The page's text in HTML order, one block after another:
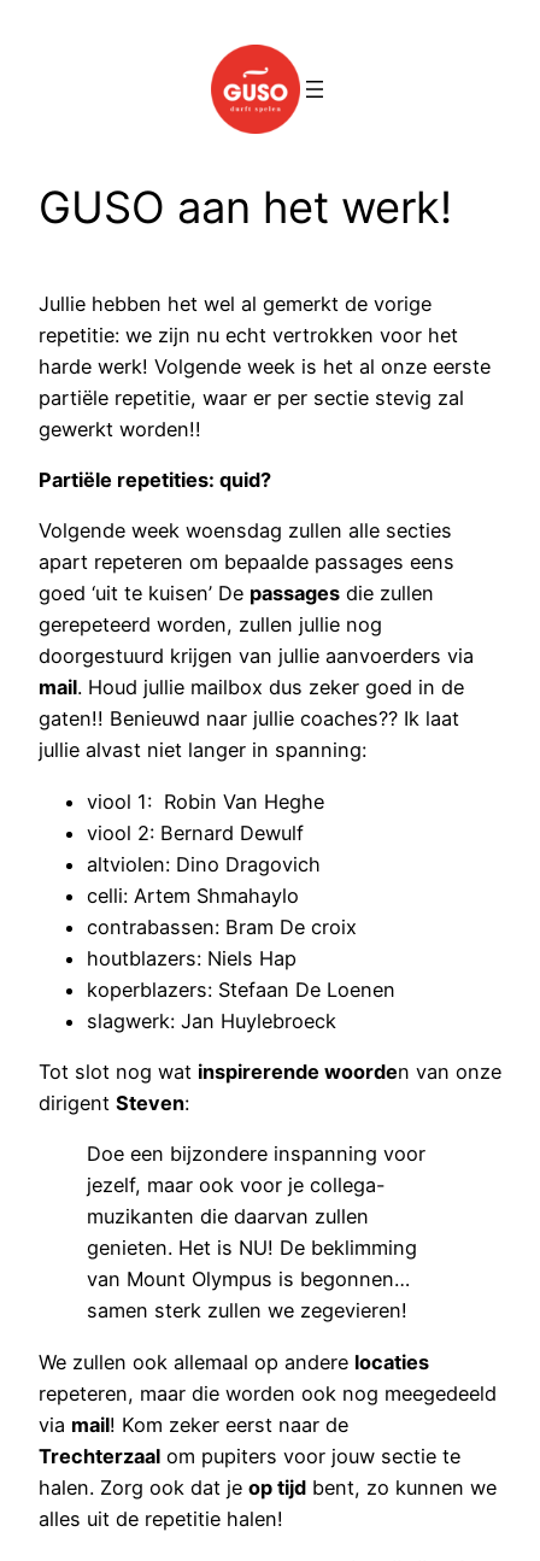
GUSO aan het werk!
Jullie hebben het wel al gemerkt de vorige
repetitie: we zijn nu echt vertrokken voor het
harde werk! Volgende week is het al onze eerste
partiële repetitie, waar er per sectie stevig zal
gewerkt worden!!
Partiële repetities: quid?
Volgende week woensdag zullen alle secties
apart repeteren om bepaalde passages eens
goed ‘uit te kuisen’ De passages die zullen
gerepeteerd worden, zullen jullie nog
doorgestuurd krijgen van jullie aanvoerders via
mail. Houd jullie mailbox dus zeker goed in de
gaten!! Benieuwd naar jullie coaches?? Ik laat
jullie alvast niet langer in spanning:
viool 1: Robin Van Heghe
viool 2: Bernard Dewulf
altviolen: Dino Dragovich
celli: Artem Shmahaylo
contrabassen: Bram De croix
houtblazers: Niels Hap
koperblazers: Stefaan De Loenen
slagwerk: Jan Huylebroeck
Tot slot nog wat inspirerende woorden van onze
dirigent Steven:
Doe een bijzondere inspanning voor
jezelf, maar ook voor je collega-
muzikanten die daarvan zullen
genieten. Het is NU! De beklimming
van Mount Olympus is begonnen…
samen sterk zullen we zegevieren!
We zullen ook allemaal op andere locaties
repeteren, maar die worden ook nog meegedeeld
via mail! Kom zeker eerst naar de
Trechterzaal om pupiters voor jouw sectie te
halen. Zorg ook dat je op tijd bent, zo kunnen we
alles uit de repetitie halen!